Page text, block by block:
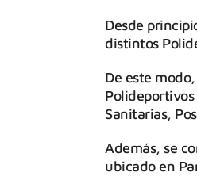
Desde
distintos
De este
Polideportivos
Sanitarias,
Además, se
ubicado en